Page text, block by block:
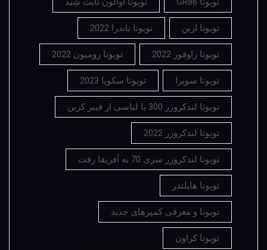
تویوتا اربن تویوتا تاندرا 2022
تویوتا راوفور 2022 تویوتا رومیون 2022
تویوتا سوپرا تویوتا سکویا 2023
تویوتا لندکروزر 300 با لباسی از فیبر کربن
تویوتا لندکروزر 2022
تویوتا لندکروزر سری 70 به آفریقا رفت
تویوتا هایلندر
تویوتا و معرفی کمپرهای جدید
تویوتا کراون